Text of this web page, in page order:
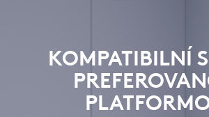
KOMPATIBILNÍ